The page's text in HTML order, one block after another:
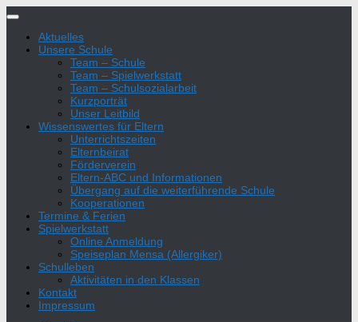
Zum
springenAktuelles
Unsere Schule
Team – Schule
Team – Spielwerkstatt
Team – Schulsozialarbeit
Kurzporträt
Unser Leitbild
Wissenswertes für Eltern
Unterrichtszeiten
Elternbeirat
Förderverein
Eltern-ABC und Informationen
Übergang auf die weiterführende Schule
Kooperationen
Termine & Ferien
Spielwerkstatt
Online Anmeldung
Speiseplan Mensa (Allergiker)
Schulleben
Aktivitäten in den Klassen
Kontakt
Impressum